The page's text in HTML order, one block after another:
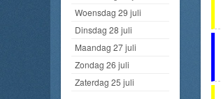
Woensdag 29 juli
Dinsdag 28 juli
Maandag 27 juli
Zondag 26 juli
Zaterdag 25 juli